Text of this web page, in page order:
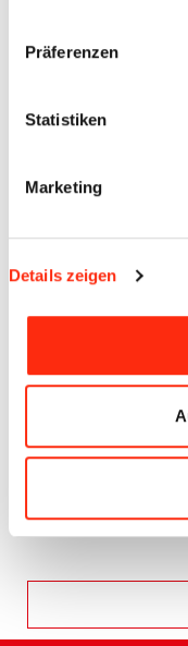
Präferenzen
Statistiken
Marketing
Details zeigen
Im Team „The Walking
Alexandra Beck | Axel
| Daniel Pöhland |
Hetterich | Therese